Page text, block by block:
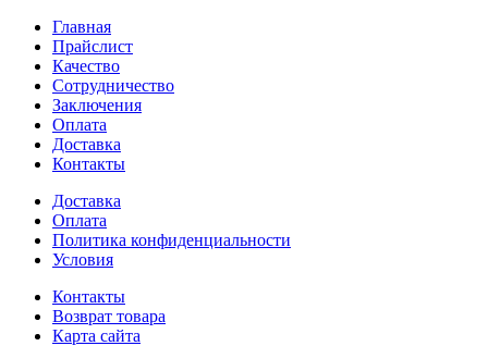
Главная
Прайслист
Качество
Сотрудничество
Заключения
Оплата
Доставка
Контакты
Доставка
Оплата
Политика конфиденциальности
Условия
Контакты
Возврат товара
Карта сайта